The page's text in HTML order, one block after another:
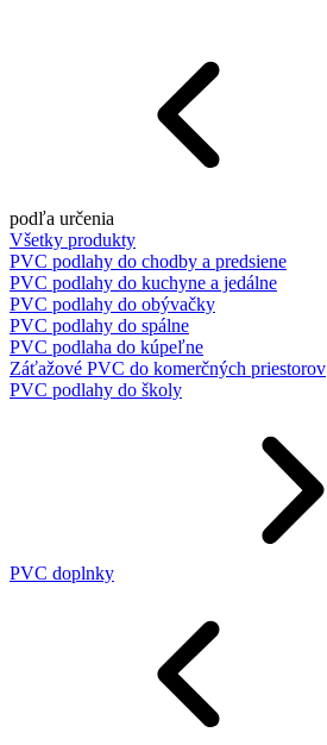
podľa určenia
Všetky produkty
PVC podlahy do chodby a predsiene
PVC podlahy do kuchyne a jedálne
PVC podlahy do obývačky
PVC podlahy do spálne
PVC podlaha do kúpeľne
Záťažové PVC do komerčných priestorov
PVC podlahy do školy
PVC doplnky